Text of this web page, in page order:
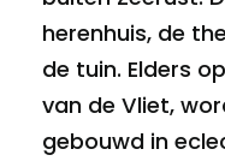
herenhuis, de
de tuin. Elders
van de Vliet,
gebouwd in